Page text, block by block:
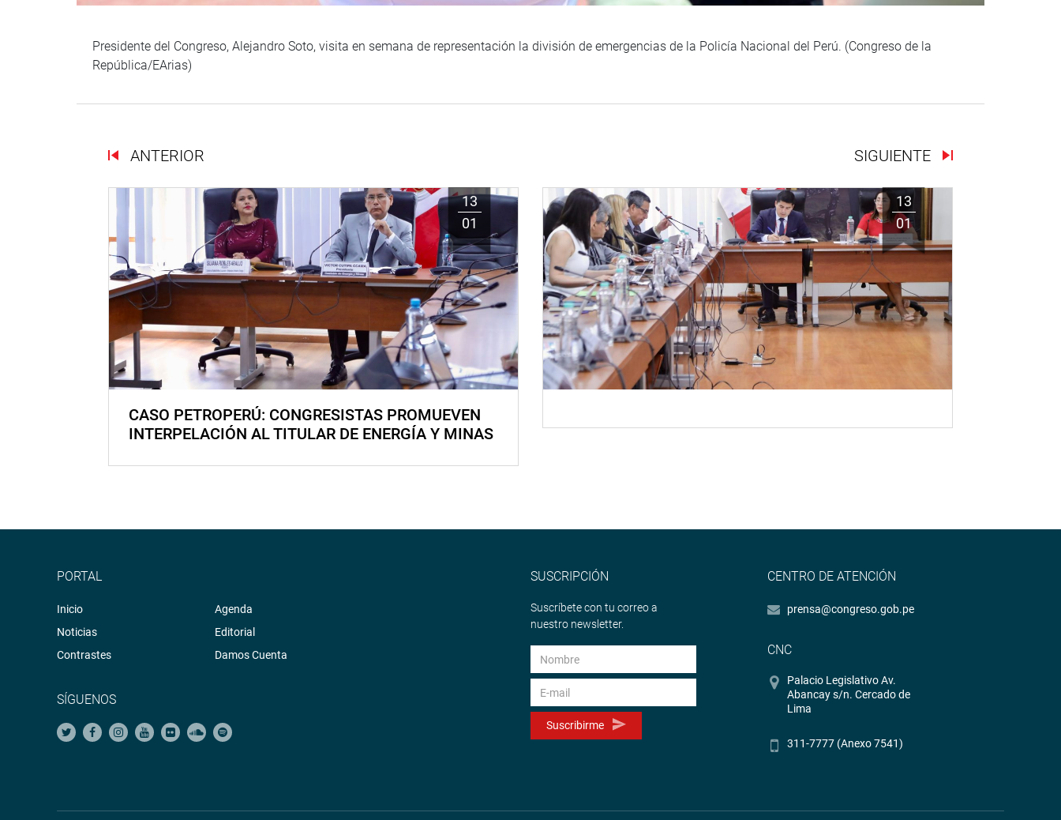
Presidente del Congreso, Alejandro Soto, visita en semana de representación la división de emergencias de la Policía Nacional del Perú. (Congreso de la
República/EArias)
ANTERIOR SIGUIENTE
13
01
CASO PETROPERÚ: CONGRESISTAS PROMUEVEN
INTERPELACIÓN AL TITULAR DE ENERGÍA Y MINAS
13
01
PORTAL
Inicio
Noticias
Contrastes
Agenda
Editorial
Damos Cuenta
SÍGUENOS
SUSCRIPCIÓN
Suscríbete con tu correo a
nuestro newsletter.
Suscribirme
CENTRO DE ATENCIÓN
prensa@congreso.gob.pe
CNC
Palacio Legislativo Av.
Abancay s/n. Cercado de
Lima
311-7777 (Anexo 7541)